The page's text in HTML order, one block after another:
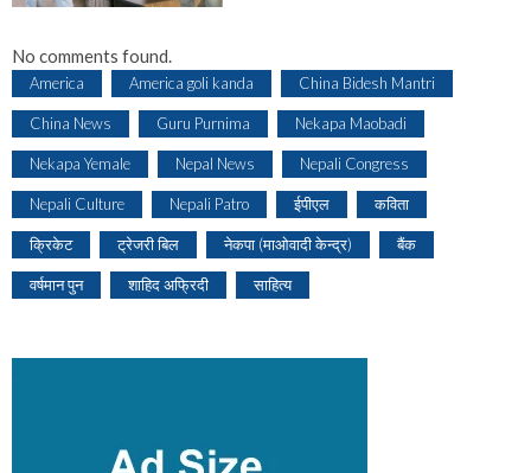
No comments found.
America America goli kanda China Bidesh Mantri
China News Guru Purnima Nekapa Maobadi
Nekapa Yemale Nepal News Nepali Congress
Nepali Culture Nepali Patro ईपीएल कविता
क्रिकेट ट्रेजरी बिल नेकपा (माओवादी केन्द्र) बैंक
वर्षमान पुन शाहिद अफ्रिदी साहित्य